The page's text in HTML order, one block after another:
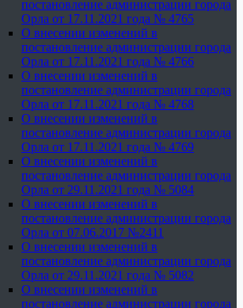
постановление администрации города
Орла от 17.11.2021 года № 4765
О внесении изменений в
постановление администрации города
Орла от 17.11.2021 года № 4766
О внесении изменений в
постановление администрации города
Орла от 17.11.2021 года № 4768
О внесении изменений в
постановление администрации города
Орла от 17.11.2021 года № 4769
О внесении изменений в
постановление администрации города
Орла от 29.11.2021 года № 5084
О внесении изменений в
постановление администрации города
Орла от 07.06.2017 №2411
О внесении изменений в
постановление администрации города
Орла от 29.11.2021 года № 5082
О внесении изменений в
постановление администрации города